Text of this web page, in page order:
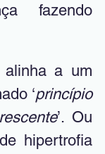
fazendo
a um
‘princípio
’. Ou
hipertrofia